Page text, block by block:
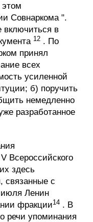
Совнаркома ".
включиться в
12 . По
принял
всех
усиленной
б) поручить
немедленно
разработанное
Всероссийского
здесь
связанные с
июля Ленин
фракции14 . В
речи упоминания